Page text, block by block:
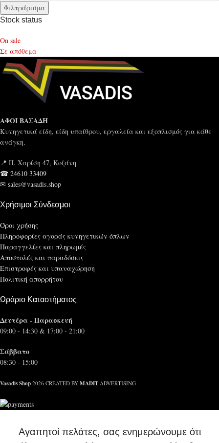
Φιλτράρισμα
Stock status
On sale
Σε απόθεμα
ΑΦΟΙ ΒΑΣΑΔΗ
Κυνηγετικά είδη, είδη υπαίθρου, εργαλεία και εξοπλισμός για κάθε
ανάγκη.
📍 Π. Χαρίση 47, Κοζάνη
☎ 24610 33409
✉ sales@vasadis.shop
Χρήσιμοι Σύνδεσμοι
Όροι χρήσης
Πληροφορίες αγοράς κυνηγετικών όπλων
Παραγγελίες και πληρωμές
Αποστολές και παραδόσεις
Επιστροφές και υπαναχώρηση
Πολιτική απορρήτου
Ωράριο Καταστήματος
Δευτέρα - Παρασκευή
09:00 - 14:30 & 17:00 - 21:00
Σάββατο
08:30 - 15:00
Vasadis Shop 2026 CREATED BY MADIT ADVERTISING
Αγαπητοί πελάτες, σας ενημερώνουμε ότι